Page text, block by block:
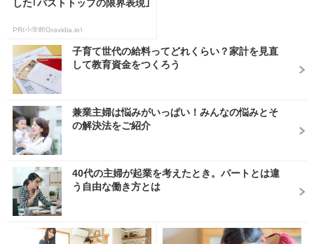
した｢バストトップの限界表現｣
PR(小学館Gravidia.jp)
子育て世代の給料ってどれくらい？家計を見直
して教育資金をつくろう
兼業主婦は悩みがいっぱい！みんなの悩みとそ
の解決法をご紹介
40代の主婦が起業を考えたとき。パートとは違
う自由な働き方とは